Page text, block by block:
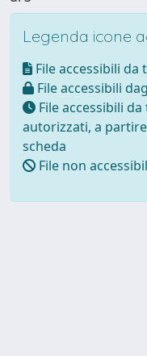
Legenda icone
File accessibili da
File accessibili
File accessibili
autorizzati, a
scheda
File non